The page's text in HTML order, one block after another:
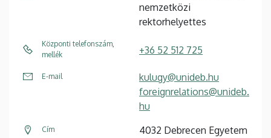
nemzetközi
rektorhelyettes
Központi telefonszám,
mellék
+36 52 512 725
E-mail
kulugy@unideb.hu
foreignrelations@unideb.
hu
Cím
4032 Debrecen Egyetem